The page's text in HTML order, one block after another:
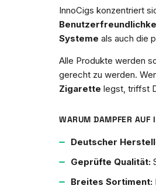
InnoCigs konzentriert
Systeme als auch die
Alle Produkte werden
gerecht zu werden.
Zigarette legst, triffst
WARUM DAMPFER AUF
Deutscher
Geprüfte Qualität:
Breites Sortiment: